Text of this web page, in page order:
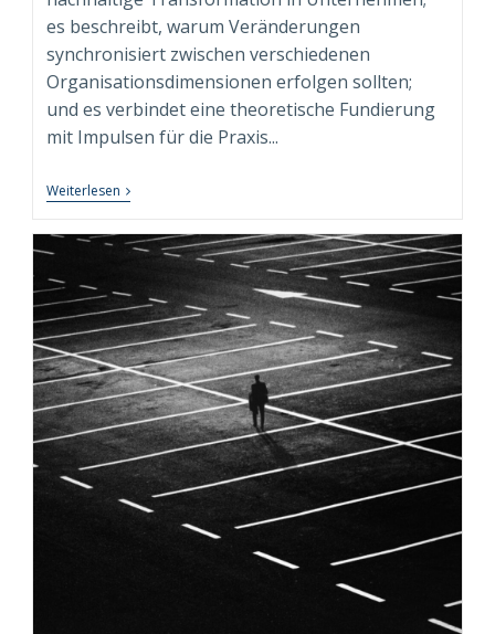
es beschreibt, warum Veränderungen
synchronisiert zwischen verschiedenen
Organisationsdimensionen erfolgen sollten;
und es verbindet eine theoretische Fundierung
mit Impulsen für die Praxis...
Weiterlesen Fachbuch
“Syndimensionale
Zur
Nachhaltigen
Transformation”
Beim
Springer
Gabler
Verlag
Erschienen!